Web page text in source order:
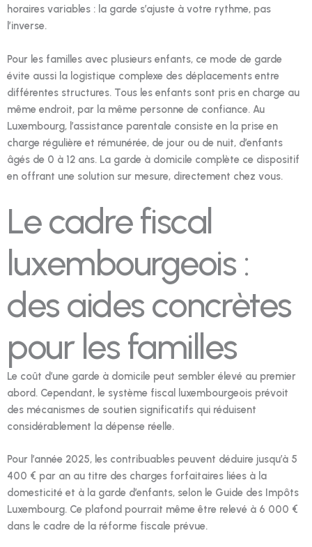
horaires variables : la garde s’ajuste à votre rythme, pas
l’inverse.
Pour les familles avec plusieurs enfants, ce mode de garde
évite aussi la logistique complexe des déplacements entre
différentes structures. Tous les enfants sont pris en charge au
même endroit, par la même personne de confiance. Au
Luxembourg, l’assistance parentale consiste en la prise en
charge régulière et rémunérée, de jour ou de nuit, d’enfants
âgés de 0 à 12 ans. La garde à domicile complète ce dispositif
en offrant une solution sur mesure, directement chez vous.
Le cadre fiscal
luxembourgeois :
des aides concrètes
pour les familles
Le coût d’une garde à domicile peut sembler élevé au premier
abord. Cependant, le système fiscal luxembourgeois prévoit
des mécanismes de soutien significatifs qui réduisent
considérablement la dépense réelle.
Pour l’année 2025, les contribuables peuvent déduire jusqu’à 5
400 € par an au titre des charges forfaitaires liées à la
domesticité et à la garde d’enfants, selon le Guide des Impôts
Luxembourg. Ce plafond pourrait même être relevé à 6 000 €
dans le cadre de la réforme fiscale prévue.